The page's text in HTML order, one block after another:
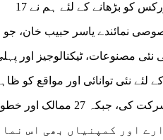
کو بہت اہمیت دیتے ہیں اور وسیع تر تعاون کے مواقع تلاش کرنے اور اپنے کاروباری نیٹ ورکس کو بڑھانے کے لئے ہم نے 17
نمائندے یاسر حبیب خان، جو
مصنوعات، ٹیکنالوجیز اور
نئی توانائی اور مواقع کو
کرتی ہے۔نویں چین-یوریشیا نمائش میں 49 ممالک، خطوں اور بین الاقوامی تنظیموں نے شرکت کی، جبکہ 27
ملکی و غیر ملکی ادارے اور کمپنیاں بھی اس